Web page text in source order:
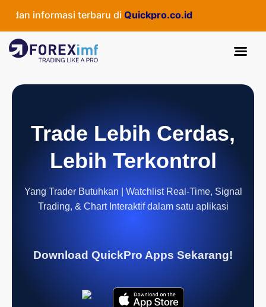
informasi terbaru diQuickpro.co.id
Trade Lebih Cerdas,
Lebih Terkontrol
Yang Trader Butuhkan | Watchlist Real-Time, Signal
Trading, & Chart Interaktif dalam satu aplikasi
Download QuickPro Apps Sekarang!